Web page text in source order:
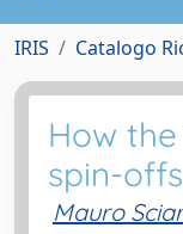
IRIS Catalogo
How
spin-
Mauro